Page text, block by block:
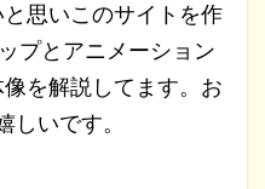
思いこのサイトを作
プとアニメーション
を解説してます。お
しいです。